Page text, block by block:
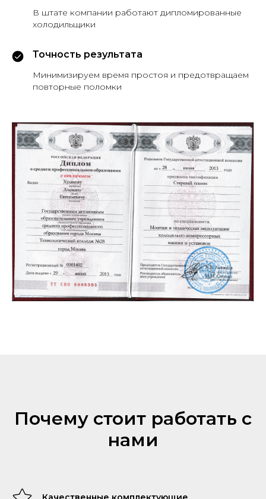
В штате компании работают дипломированные
холодильщики
Точность результата
Минимизируем время простоя и предотвращаем
повторные поломки
Почему стоит работать с
нами